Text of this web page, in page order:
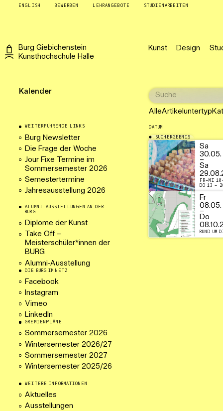
ENGLISH BEWERBEN LEHRANGEBOTE STUDIENARBEITEN
Burg Giebichenstein
Kunsthochschule Halle
Kunst Design
AlleArtikeluntertyp
DATUM
12.08.2026
SUCHERGEBNIS
Sa
30.05.
–
Sa
FR–MI
DO 13 –
Fr
08.05.
–
Do
RUND UM
Kalender
WEITERFÜHRENDE LINKS
Burg Newsletter
Die Frage der Woche
Jour Fixe Termine im
Sommersemester 2026
Semestertermine
Jahresausstellung 2026
ALUMNI-AUSSTELLUNGEN AN DER
BURG
Diplome der Kunst
Take Off –
Meisterschüler*innen der
BURG
Alumni-Ausstellung
DIE BURG IM NETZ
Facebook
Instagram
Vimeo
LinkedIn
GREMIENPLÄNE
Sommersemester 2026
Wintersemester 2026/27
Sommersemester 2027
Wintersemester 2025/26
WEITERE INFORMATIONEN
Aktuelles
Ausstellungen